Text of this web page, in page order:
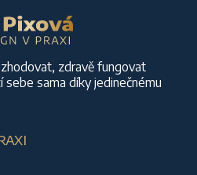
zdravě fungovat
sama díky jedinečnému